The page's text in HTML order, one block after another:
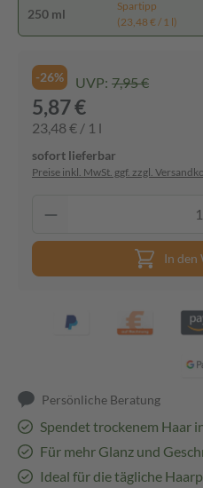
250 ml
Spartipp
(23,48 € / 1 l)
-26% UVP: 7,95 €
5,87 €
23,48 € / 1 l
sofort lieferbar
Preise inkl. MwSt. ggf. zzgl.
In den
Persönliche Beratung
Spendet trockenem Haar
Für mehr Glanz und
Ideal für die tägliche